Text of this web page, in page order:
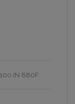
IN 880F.